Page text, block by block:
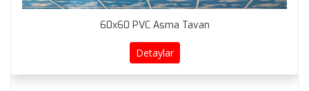
60x60 PVC Asma Tavan
Detaylar